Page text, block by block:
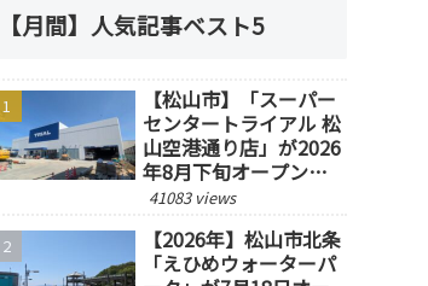
【月間】人気記事ベスト5
【松山市】「スーパー
センタートライアル 松
山空港通り店」が2026
年8月下旬オープン予
定！
41083 views
【2026年】松山市北条
「えひめウォーターパ